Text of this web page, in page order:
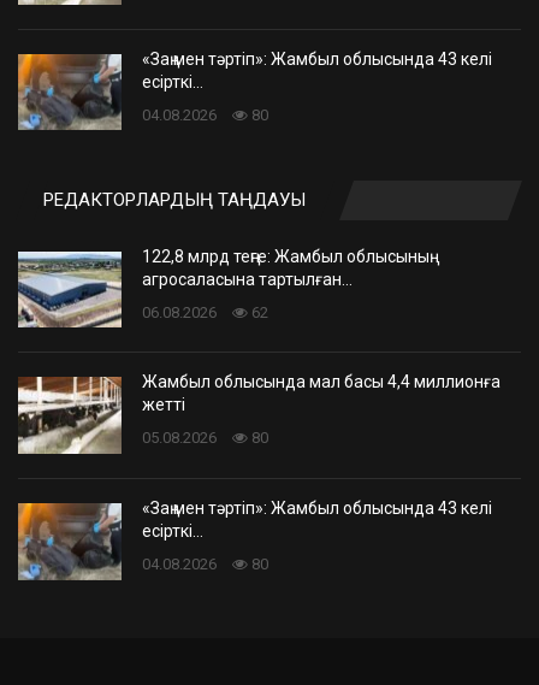
«Заң мен тәртіп»: Жамбыл облысында 43 келі
есірткі…
04.08.2026 80
РЕДАКТОРЛАРДЫҢ ТАҢДАУЫ
122,8 млрд теңге: Жамбыл облысының
агросаласына тартылған…
06.08.2026 62
Жамбыл облысында мал басы 4,4 миллионға
жетті
05.08.2026 80
«Заң мен тәртіп»: Жамбыл облысында 43 келі
есірткі…
04.08.2026 80